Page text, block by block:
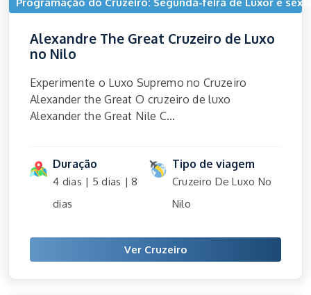
Alexandre The Great Cruzeiro de Luxo
no Nilo
Experimente o Luxo Supremo no Cruzeiro
Alexander the Great O cruzeiro de luxo
Alexander the Great Nile C...
Duração
4 dias | 5 dias | 8
dias
Tipo de viagem
Cruzeiro De Luxo No
Nilo
Ver Cruzeiro